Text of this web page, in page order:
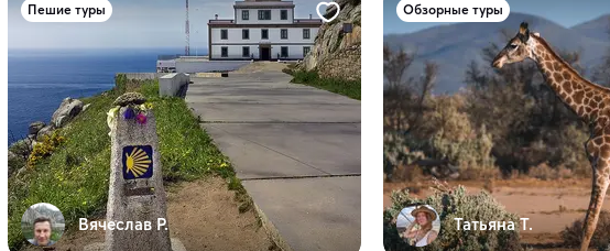
Пешие туры
Вячеслав Р.
Обзорные туры
Татьяна Т.